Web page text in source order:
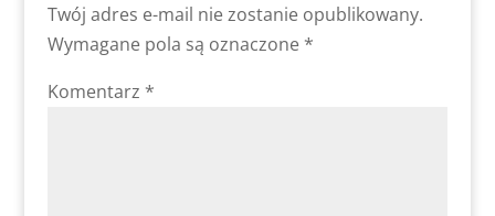
Twój adres e-mail nie zostanie opublikowany.
Wymagane pola są oznaczone *
Komentarz *